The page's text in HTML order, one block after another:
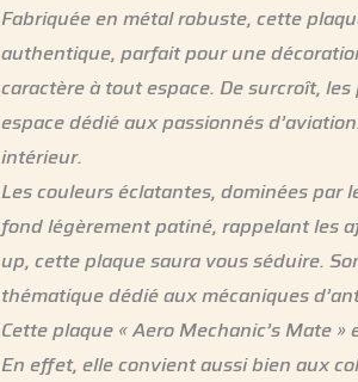
Fabriquée en métal robuste, cette
authentique, parfait pour une
caractère à tout espace. De surcroît,
espace dédié aux passionnés
intérieur.
Les couleurs éclatantes, dominées
fond légèrement patiné, rappelant les
up, cette plaque saura vous séduire.
thématique dédié aux mécaniques
Cette plaque « Aero Mechanic’s Mate
En effet, elle convient aussi bien aux